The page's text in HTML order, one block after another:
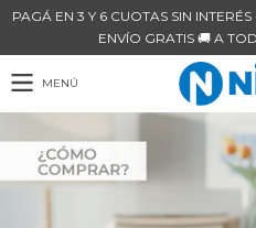
PAGÁ EN 3 Y 6 CUOTAS SIN
ENVÍO GRATIS 🚚 A
MENÚ